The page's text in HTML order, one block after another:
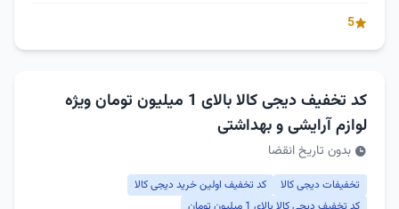
5
کد تخفیف دیجی کالا بالای 1 میلیون تومان ویژه
لوازم آرایشی و بهداشتی
بدون تاریخ انقضا
تخفیفات دیجی کالا
کد تخفیف اولین خرید دیجی کالا